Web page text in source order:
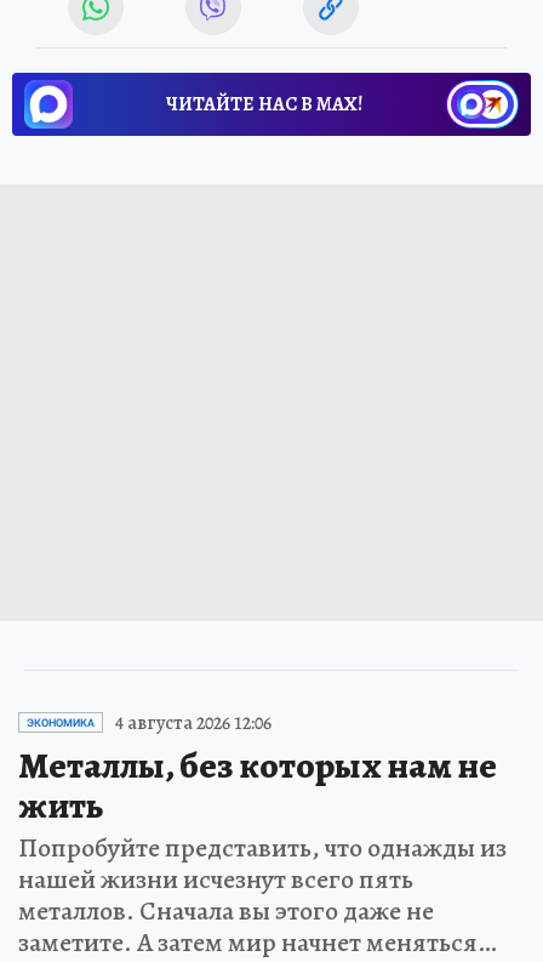
ЧИТАЙТЕ НАС В МАХ!
ЭКОНОМИКА 4 августа 2026 12:06
Металлы, без которых нам не
жить
Попробуйте представить, что однажды из
нашей жизни исчезнут всего пять
металлов. Сначала вы этого даже не
заметите. А затем мир начнет меняться…